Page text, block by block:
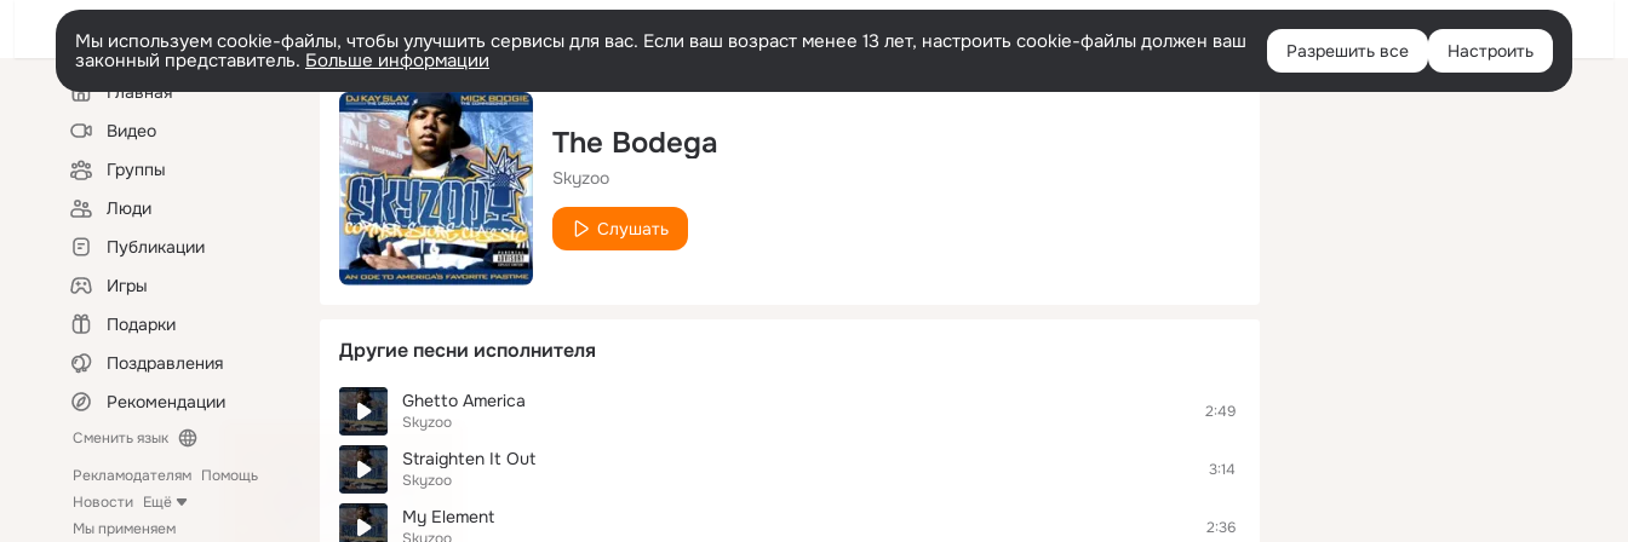
Войти
Мы используем cookie-файлы, чтобы улучшить сервисы для вас. Если ваш возраст менее 13 лет, настроить cookie-файлы должен ваш
законный представитель. Больше информации Разрешить все Настроить
Левая
колонкаГлавная
Видео
Группы
Люди
Публикации
Игры
Подарки
Поздравления
Рекомендации
Сменить язык
Рекламодателям Помощь
Новости Ещё
Мы применяем
The Bodega
Skyzoo
Слушать
Другие песни исполнителя
Ghetto America
Skyzoo
2:49
Straighten It Out
Skyzoo
3:14
My Element 2:36